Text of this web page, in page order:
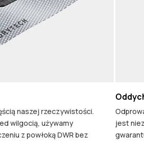
naszej rzeczywistości.
wilgocią, używamy
z powłoką DWR bez
jest